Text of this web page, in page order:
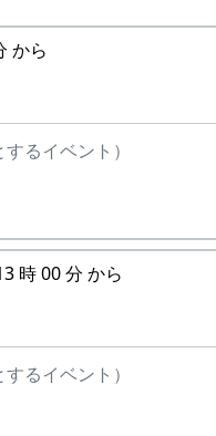
から
るイベント）
時 00 分 から
るイベント）